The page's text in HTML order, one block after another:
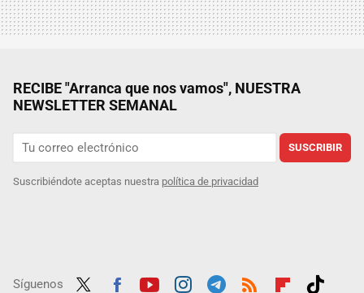
RECIBE "Arranca que nos vamos", NUESTRA
NEWSLETTER SEMANAL
SUSCRIBIR
Suscribiéndote aceptas nuestra política de privacidad
Síguenos